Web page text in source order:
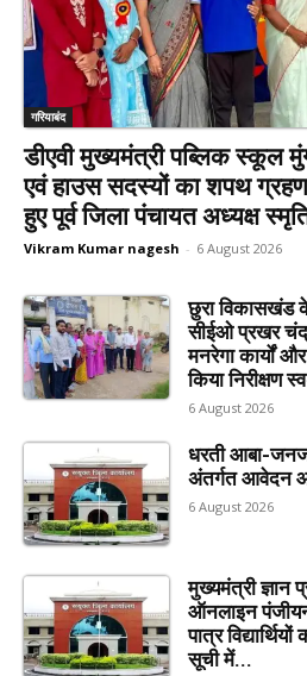
गरियाबंद
डीएवी मुख्यमंत्री पब्लिक स्कूल
एवं हाउस सदस्यों का शपथ
हुए पूर्व जिला पंचायत अध्यक्ष
Vikram Kumar nagesh - 6 August 2026
छुरा विकासखंड
सीईओ प्रखर
मनरेगा कार्यों
किया निरीक्षण
6 August 2026
धरती आबा-
अंतर्गत आवेदन
6 August 2026
मुख्यमंत्री ज्ञान
ऑनलाइन
पात्र
सूची में...